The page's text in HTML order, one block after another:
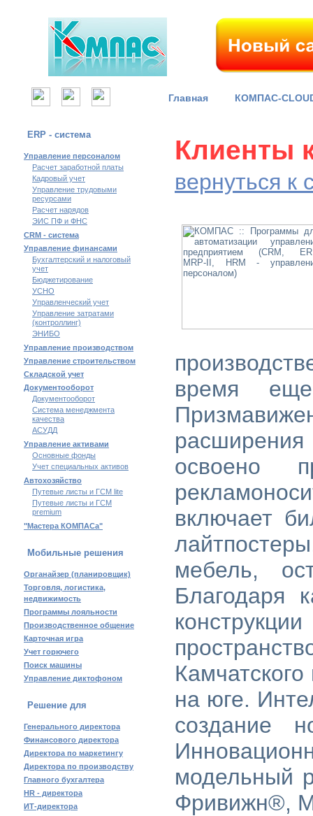
Главная КОМПАС-
ERP - система
Управление персоналом
Расчет заработной платы
Кадровый учет
Управление трудовыми
ресурсами
Расчет нарядов
ЭИС ПФ и ФНС
CRM - система
Управление финансами
Бухгалтерский и налоговый
учет
Бюджетирование
УСНО
Управленческий учет
Управление затратами
(контроллинг)
ЭНИБО
Управление производством
Управление строительством
Складской учет
Документооборот
Документооборот
Система менеджмента
качества
АСУДД
Управление активами
Основные фонды
Учет специальных активов
Автохозяйство
Путевые листы и ГСМ lite
Путевые листы и ГСМ
premium
"Мастера КОМПАСа"
Мобильные решения
Органайзер (планировщик)
Торговля, логистика,
недвижимость
Программы лояльности
Производственное общение
Карточная игра
Учет горючего
Поиск машины
Управление диктофоном
Решение для
Генерального директора
Финансового директора
Директора по маркетингу
Директора по производству
Главного бухгалтера
HR - директора
ИТ-директора
Клиенты
вернуться к
время
освоено
включает
мебель,
Благодаря
на юге.
создание
модельный
Фривижн®,